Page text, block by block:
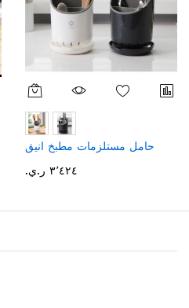
حامل مستلزمات مطبخ انيق
٣٬٤٢٤ ر.ي.‏